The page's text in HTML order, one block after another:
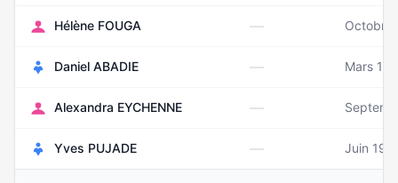
Hélène FOUGA — Octobre
Daniel ABADIE — Mars
Alexandra EYCHENNE —
Yves PUJADE — Juin